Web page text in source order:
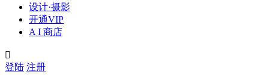
设计·摄影
开通VIP
A I 商店

登陆 注册